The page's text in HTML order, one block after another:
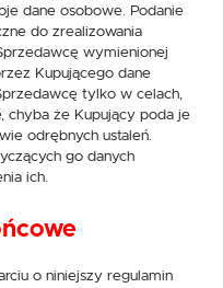
dane osobowe. Podanie
do zrealizowania
wymienionej
Kupującego dane
tylko w celach,
chyba że Kupujący poda je
odrębnych ustaleń.
go danych
ich.
o niniejszy regulamin